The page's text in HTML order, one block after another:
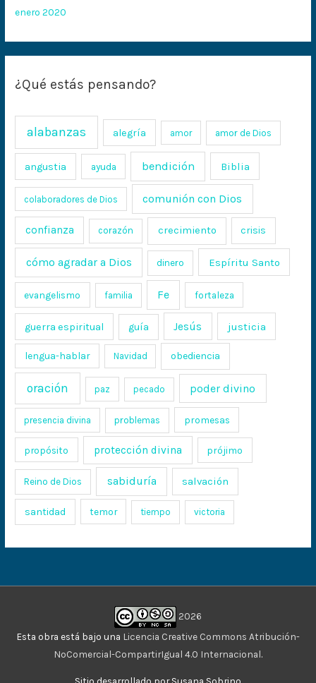
enero 2020
¿Qué estás pensando?
alabanzas alegría amor amor de Dios
angustia ayuda bendición Biblia
colaboradores de Dios comunión con Dios
confianza corazón crecimiento crisis
cómo agradar a Dios dinero Espíritu Santo
evangelismo familia Fe fortaleza
guerra espiritual guía Jesús justicia
lengua-hablar Navidad obediencia
oración paz pecado poder divino
presencia divina problemas promesas
propósito protección divina prójimo
Reino de Dios sabiduría salvación
santidad temor tiempo victoria
2026
Esta obra está bajo una Licencia Creative Commons Atribución-
NoComercial-CompartirIgual 4.0 Internacional.